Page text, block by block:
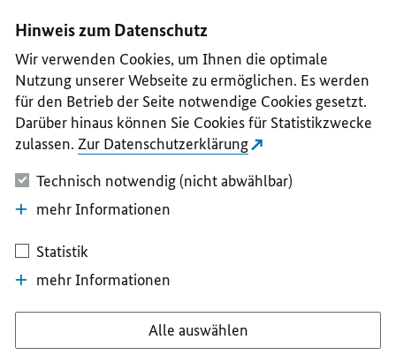
II
III
IV
V
Hinweis zum Datenschutz
Wir verwenden Cookies, um Ihnen die optimale
Nutzung unserer Webseite zu ermöglichen. Es werden
für den Betrieb der Seite notwendige Cookies gesetzt.
Darüber hinaus können Sie Cookies für Statistikzwecke
zulassen. Zur Datenschutzerklärung
Technisch notwendig (nicht abwählbar)
mehr Informationen
Statistik
mehr Informationen
Alle auswählen